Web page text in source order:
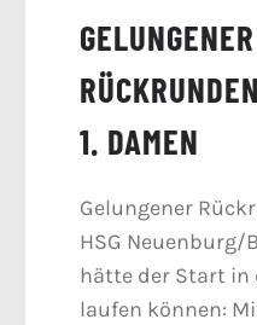
GELUNGENER
1. DAMEN
Gelungener
HSG Neuenburg/
hätte der Start in
laufen können: